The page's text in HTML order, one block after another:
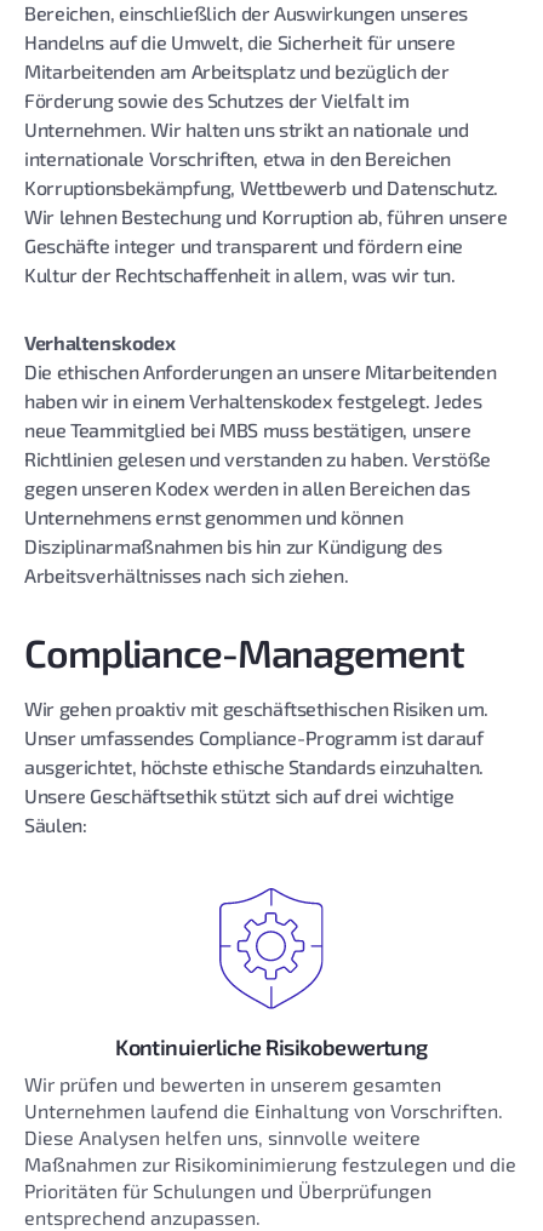
Bereichen, einschließlich der Auswirkungen unseres
Handelns auf die Umwelt, die Sicherheit für unsere
Mitarbeitenden am Arbeitsplatz und bezüglich der
Förderung sowie des Schutzes der Vielfalt im
Unternehmen. Wir halten uns strikt an nationale und
internationale Vorschriften, etwa in den Bereichen
Korruptionsbekämpfung, Wettbewerb und Datenschutz.
Wir lehnen Bestechung und Korruption ab, führen unsere
Geschäfte integer und transparent und fördern eine
Kultur der Rechtschaffenheit in allem, was wir tun.
Verhaltenskodex
Die ethischen Anforderungen an unsere Mitarbeitenden
haben wir in einem Verhaltenskodex festgelegt. Jedes
neue Teammitglied bei MBS muss bestätigen, unsere
Richtlinien gelesen und verstanden zu haben. Verstöße
gegen unseren Kodex werden in allen Bereichen das
Unternehmens ernst genommen und können
Disziplinarmaßnahmen bis hin zur Kündigung des
Arbeitsverhältnisses nach sich ziehen.
Compliance-Management
Wir gehen proaktiv mit geschäftsethischen Risiken um.
Unser umfassendes Compliance-Programm ist darauf
ausgerichtet, höchste ethische Standards einzuhalten.
Unsere Geschäftsethik stützt sich auf drei wichtige
Säulen:
Kontinuierliche Risikobewertung
Wir prüfen und bewerten in unserem gesamten
Unternehmen laufend die Einhaltung von Vorschriften.
Diese Analysen helfen uns, sinnvolle weitere
Maßnahmen zur Risikominimierung festzulegen und die
Prioritäten für Schulungen und Überprüfungen
entsprechend anzupassen.